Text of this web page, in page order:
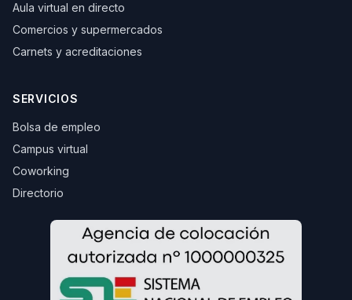
Aula virtual en directo
Comercios y supermercados
Carnets y acreditaciones
SERVICIOS
Bolsa de empleo
Campus virtual
Coworking
Directorio